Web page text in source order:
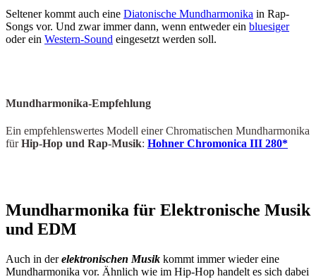
Seltener kommt auch eine Diatonische Mundharmonika in Rap-
Songs vor. Und zwar immer dann, wenn entweder ein bluesiger
oder ein Western-Sound eingesetzt werden soll.
Mundharmonika-Empfehlung
Ein empfehlenswertes Modell einer Chromatischen Mundharmonika
fürHip-Hop und Rap-Musik: Hohner Chromonica III 280*
Mundharmonika für Elektronische Musik
und EDM
Auch in derelektronischen Musik kommt immer wieder eine
Mundharmonika vor. Ähnlich wie im Hip-Hop handelt es sich dabei